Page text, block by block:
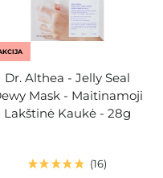
Dr. Althea - Jelly Seal
Mask - Maitinamoji
Lakštinė Kaukė - 28g
16